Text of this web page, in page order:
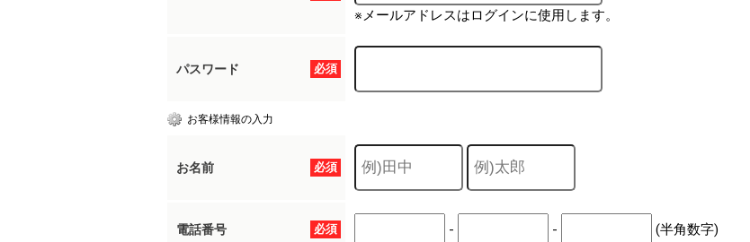
※メールアドレスはログインに使用します。
必須
パスワード
お客様情報の入力
必須
お名前
必須
電話番号 - - (半角数字)